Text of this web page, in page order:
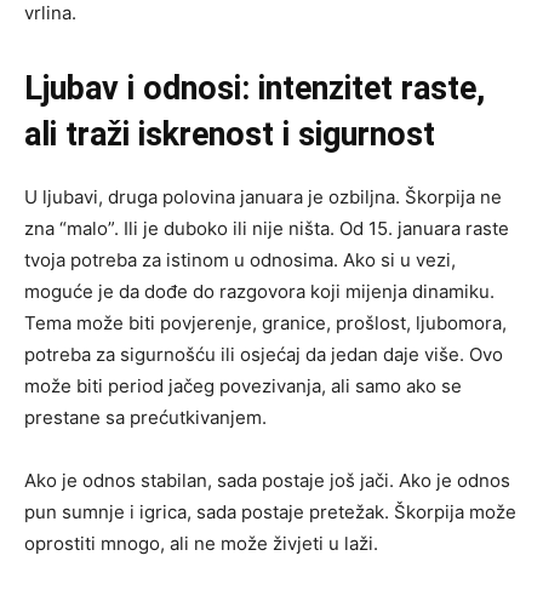
vrlina.
Ljubav i odnosi: intenzitet raste,
ali traži iskrenost i sigurnost
U ljubavi, druga polovina januara je ozbiljna. Škorpija ne
zna “malo”. Ili je duboko ili nije ništa. Od 15. januara raste
tvoja potreba za istinom u odnosima. Ako si u vezi,
moguće je da dođe do razgovora koji mijenja dinamiku.
Tema može biti povjerenje, granice, prošlost, ljubomora,
potreba za sigurnošću ili osjećaj da jedan daje više. Ovo
može biti period jačeg povezivanja, ali samo ako se
prestane sa prećutkivanjem.
Ako je odnos stabilan, sada postaje još jači. Ako je odnos
pun sumnje i igrica, sada postaje pretežak. Škorpija može
oprostiti mnogo, ali ne može živjeti u laži.